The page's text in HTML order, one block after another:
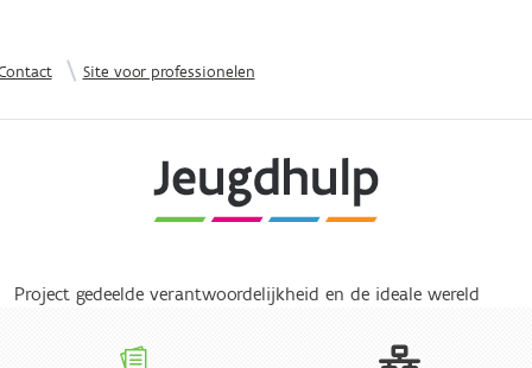
| Site voor professionelen
Project gedeelde verantwoordelijkheid en de ideale wereld